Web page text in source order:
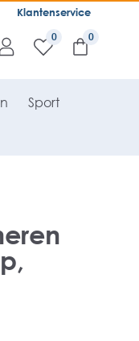
Klantenservice
0
Sport